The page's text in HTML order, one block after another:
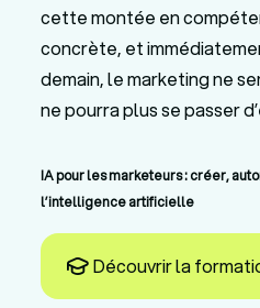
cette montée en
concrète, et
demain, le marketing ne
ne pourra plus se passer
IA pour les marketeurs : créer,
l’intelligence artificielle
Découvrir la